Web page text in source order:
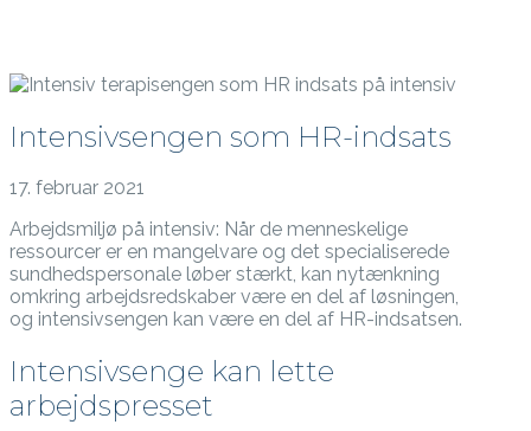
Intensivsengen som HR-indsats
17. februar 2021
Arbejdsmiljø på intensiv: Når de menneskelige
ressourcer er en mangelvare og det specialiserede
sundhedspersonale løber stærkt, kan nytænkning
omkring arbejdsredskaber være en del af løsningen,
og intensivsengen kan være en del af HR-indsatsen.
Intensivsenge kan lette
arbejdspresset